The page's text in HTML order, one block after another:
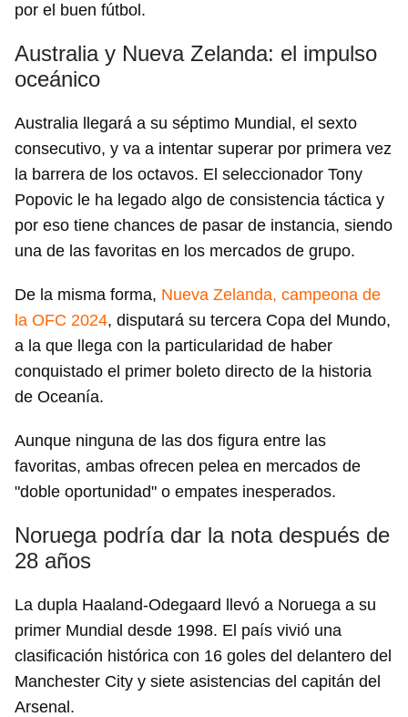
por el buen fútbol.
Australia y Nueva Zelanda: el impulso
oceánico
Australia llegará a su séptimo Mundial, el sexto
consecutivo, y va a intentar superar por primera vez
la barrera de los octavos. El seleccionador Tony
Popovic le ha legado algo de consistencia táctica y
por eso tiene chances de pasar de instancia, siendo
una de las favoritas en los mercados de grupo.
De la misma forma, Nueva Zelanda, campeona de
la OFC 2024, disputará su tercera Copa del Mundo,
a la que llega con la particularidad de haber
conquistado el primer boleto directo de la historia
de Oceanía.
Aunque ninguna de las dos figura entre las
favoritas, ambas ofrecen pelea en mercados de
"doble oportunidad" o empates inesperados.
Noruega podría dar la nota después de
28 años
La dupla Haaland-Odegaard llevó a Noruega a su
primer Mundial desde 1998. El país vivió una
clasificación histórica con 16 goles del delantero del
Manchester City y siete asistencias del capitán del
Arsenal.